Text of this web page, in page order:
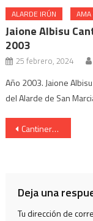
ALARDE IRÚN AMA
Jaione Albisu
2003
25 febrero, 2024
Año 2003. Jaione
del Alarde de San
Navegación
Cantinera de la Escota de Caballería Itziar Juarros 2014
Deja una
Tu dirección de